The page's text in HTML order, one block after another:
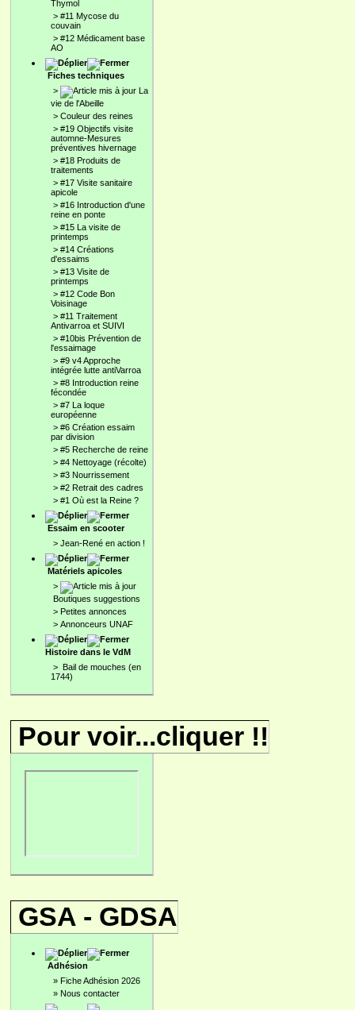
Thymol
> #11 Mycose du
couvain
> #12 Médicament base
AO
Fiches techniques
>
La
vie de l'Abeille
> Couleur des reines
> #19 Objectifs visite
automne-Mesures
préventives hivernage
> #18 Produits de
traitements
> #17 Visite sanitaire
apicole
> #16 Introduction d'une
reine en ponte
> #15 La visite de
printemps
> #14 Créations
d'essaims
> #13 Visite de
printemps
> #12 Code Bon
Voisinage
> #11 Traitement
Antivarroa et SUIVI
> #10bis Prévention de
l'essaimage
> #9 v4 Approche
intégrée lutte antiVarroa
> #8 Introduction reine
fécondée
> #7 La loque
européenne
> #6 Création essaim
par division
> #5 Recherche de reine
> #4 Nettoyage (récolte)
> #3 Nourrissement
> #2 Retrait des cadres
> #1 Où est la Reine ?
Essaim en scooter
> Jean-René en action !
Matériels apicoles
>
Boutiques suggestions
> Petites annonces
> Annonceurs UNAF
Histoire dans le VdM
> Bail de mouches (en
1744)
Pour voir...cliquer !!
GSA - GDSA
Adhésion
» Fiche Adhésion 2026
» Nous contacter